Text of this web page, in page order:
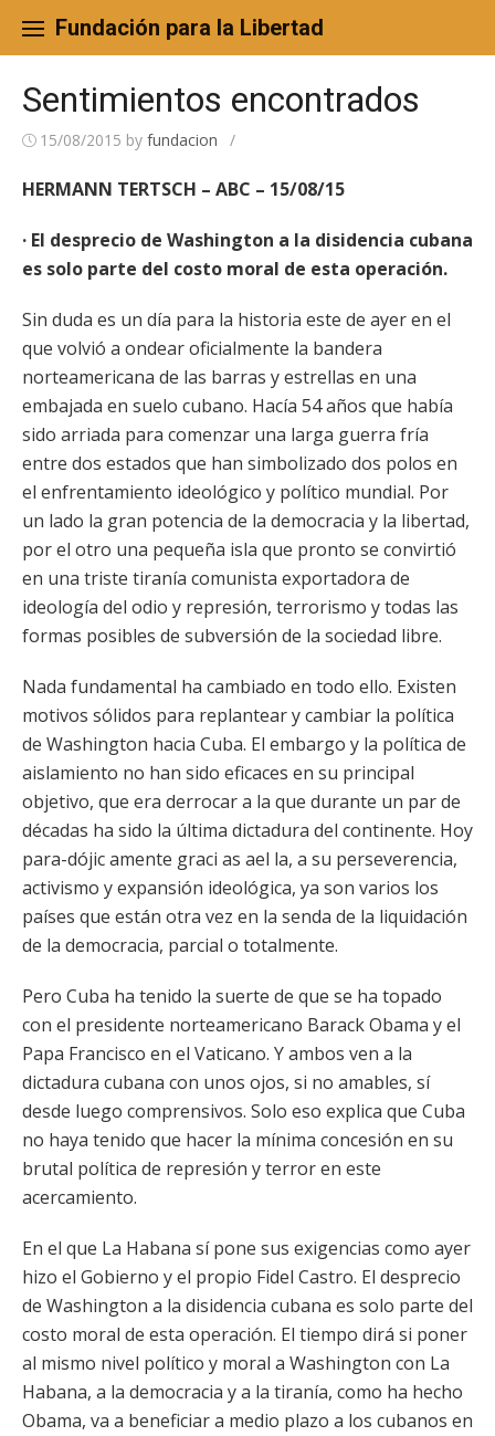
content
Fundación para la Libertad
Sentimientos encontrados
15/08/2015 by fundacion /
HERMANN TERTSCH – ABC – 15/08/15
· El desprecio de Washington a la disidencia cubana
es solo parte del costo moral de esta operación.
Sin duda es un día para la historia este de ayer en el
que volvió a ondear oficialmente la bandera
norteamericana de las barras y estrellas en una
embajada en suelo cubano. Hacía 54 años que había
sido arriada para comenzar una larga guerra fría
entre dos estados que han simbolizado dos polos en
el enfrentamiento ideológico y político mundial. Por
un lado la gran potencia de la democracia y la libertad,
por el otro una pequeña isla que pronto se convirtió
en una triste tiranía comunista exportadora de
ideología del odio y represión, terrorismo y todas las
formas posibles de subversión de la sociedad libre.
Nada fundamental ha cambiado en todo ello. Existen
motivos sólidos para replantear y cambiar la política
de Washington hacia Cuba. El embargo y la política de
aislamiento no han sido eficaces en su principal
objetivo, que era derrocar a la que durante un par de
décadas ha sido la última dictadura del continente. Hoy
para-dójic amente graci as ael la, a su perseverencia,
activismo y expansión ideológica, ya son varios los
países que están otra vez en la senda de la liquidación
de la democracia, parcial o totalmente.
Pero Cuba ha tenido la suerte de que se ha topado
con el presidente norteamericano Barack Obama y el
Papa Francisco en el Vaticano. Y ambos ven a la
dictadura cubana con unos ojos, si no amables, sí
desde luego comprensivos. Solo eso explica que Cuba
no haya tenido que hacer la mínima concesión en su
brutal política de represión y terror en este
acercamiento.
En el que La Habana sí pone sus exigencias como ayer
hizo el Gobierno y el propio Fidel Castro. El desprecio
de Washington a la disidencia cubana es solo parte del
costo moral de esta operación. El tiempo dirá si poner
al mismo nivel político y moral a Washington con La
Habana, a la democracia y a la tiranía, como ha hecho
Obama, va a beneficiar a medio plazo a los cubanos en